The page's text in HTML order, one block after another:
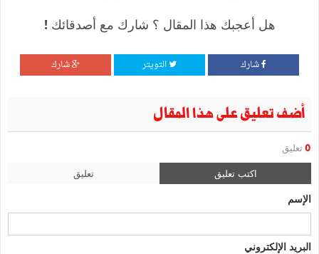
هل أعجبك هذا المقال ؟ شارك مع أصدقائك !
شارك التويتر شارك
أضف تعليق على هذا المقال
0 تعليق
اكتب تعليق تعليق
الإسم
البريد الإلكتروني